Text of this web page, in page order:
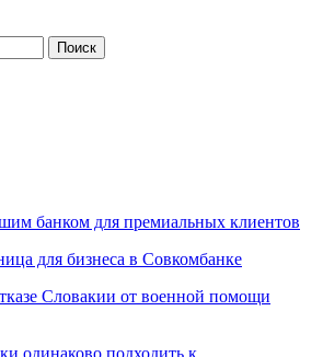
банком для премиальных клиентов
для бизнеса в Совкомбанке
Словакии от военной помощи
одинаково подходить к